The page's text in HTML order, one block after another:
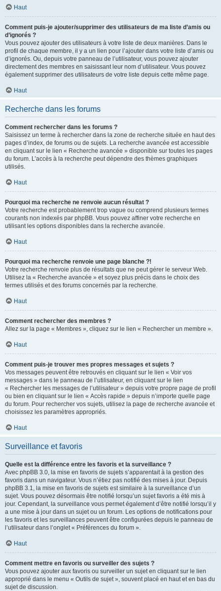
Haut
Comment puis-je ajouter/supprimer des utilisateurs de ma liste d’amis ou
d’ignorés ?
Vous pouvez ajouter des utilisateurs à votre liste de deux manières. Dans le
profil de chaque membre, il y a un lien pour l’ajouter dans votre liste d’amis ou
d’ignorés. Ou, depuis votre panneau de l’utilisateur, vous pouvez ajouter
directement des membres en saisissant leur nom d’utilisateur. Vous pouvez
également supprimer des utilisateurs de votre liste depuis cette même page.
Haut
Recherche dans les forums
Comment rechercher dans les forums ?
Saisissez un terme à rechercher dans la zone de recherche située en haut des
pages d’index, de forums ou de sujets. La recherche avancée est accessible
en cliquant sur le lien « Recherche avancée » disponible sur toutes les pages
du forum. L’accès à la recherche peut dépendre des thèmes graphiques
utilisés.
Haut
Pourquoi ma recherche ne renvoie aucun résultat ?
Votre recherche est probablement trop vague ou comprend plusieurs termes
courants non indexés par phpBB. Vous pouvez affiner votre recherche en
utilisant les options disponibles dans la recherche avancée.
Haut
Pourquoi ma recherche renvoie une page blanche ?!
Votre recherche renvoie plus de résultats que ne peut gérer le serveur Web.
Utilisez la « Recherche avancée » et soyez plus précis dans le choix des
termes utilisés et des forums concernés par la recherche.
Haut
Comment rechercher des membres ?
Allez sur la page « Membres », cliquez sur le lien « Rechercher un membre ».
Haut
Comment puis-je trouver mes propres messages et sujets ?
Vos messages peuvent être retrouvés en cliquant sur le lien « Voir vos
messages » dans le panneau de l’utilisateur, en cliquant sur le lien
« Rechercher les messages de l’utilisateur » depuis votre propre page de profil
ou bien en cliquant sur le lien « Accès rapide » depuis n’importe quelle page
du forum. Pour rechercher vos sujets, utilisez la page de recherche avancée et
choisissez les paramètres appropriés.
Haut
Surveillance et favoris
Quelle est la différence entre les favoris et la surveillance ?
Avec phpBB 3.0, la mise en favoris de sujets s’apparentait à la gestion des
favoris dans un navigateur. Vous n’étiez pas notifié des mises à jour. Depuis
phpBB 3.1, la mise en favoris de sujets est similaire à la surveillance d’un
sujet. Vous pouvez désormais être notifié lorsqu’un sujet favoris a été mis à
jour. Cependant, la surveillance vous permet également d’être notifié lorsqu’il y
a une mise à jour dans un sujet ou un forum. Les options de notifications pour
les favoris et les surveillances peuvent être configurées depuis le panneau de
l’utilisateur dans l’onglet « Préférences du forum ».
Haut
Comment mettre en favoris ou surveiller des sujets ?
Vous pouvez ajouter aux favoris ou surveiller un sujet en cliquant sur le lien
approprié dans le menu « Outils de sujet », souvent placé en haut et en bas du
sujet de discussion.